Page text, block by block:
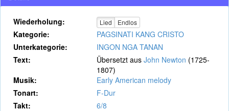
Wiederholung: Lied Endlos
Kategorie:
PAGSINATI KANG CRISTO
Unterkategorie:
INGON NGA TANAN
Text:
Übersetzt aus John Newton (1725-
1807)
Musik:
Early American melody
Tonart:
F-Dur
Takt:
6/8